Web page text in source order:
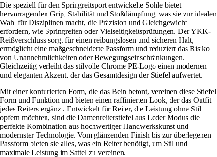
Die speziell für den Springreitsport entwickelte Sohle bietet
hervorragenden Grip, Stabilität und Stoßdämpfung, was sie zur idealen
Wahl für Disziplinen macht, die Präzision und Gleichgewicht
erfordern, wie Springreiten oder Vielseitigkeitsprüfungen. Der YKK-
Reißverschluss sorgt für einen reibungslosen und sicheren Halt,
ermöglicht eine maßgeschneiderte Passform und reduziert das Risiko
von Unannehmlichkeiten oder Bewegungseinschränkungen.
Gleichzeitig verleiht das stilvolle Chrome PE-Logo einen modernen
und eleganten Akzent, der das Gesamtdesign der Stiefel aufwertet.
Mit einer konturierten Form, die das Bein betont, vereinen diese Stiefel
Form und Funktion und bieten einen raffinierten Look, der das Outfit
jedes Reiters ergänzt. Entwickelt für Reiter, die Leistung ohne Stil
opfern möchten, sind die Damenreiterstiefel aus Leder Modus die
perfekte Kombination aus hochwertiger Handwerkskunst und
modernster Technologie. Vom glänzenden Finish bis zur überlegenen
Passform bieten sie alles, was ein Reiter benötigt, um Stil und
maximale Leistung im Sattel zu vereinen.